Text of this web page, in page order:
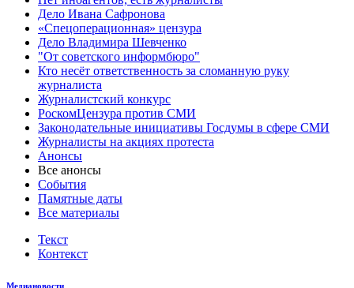
Дело Ивана Сафронова
«Спецоперационная» цензура
Дело Владимира Шевченко
"От советского информбюро"
Кто несёт ответственность за сломанную руку
журналиста
Журналистский конкурс
РоскомЦензура против СМИ
Законодательные инициативы Госдумы в сфере СМИ
Журналисты на акциях протеста
Анонсы
Все анонсы
События
Памятные даты
Все материалы
Текст
Контекст
Медиановости